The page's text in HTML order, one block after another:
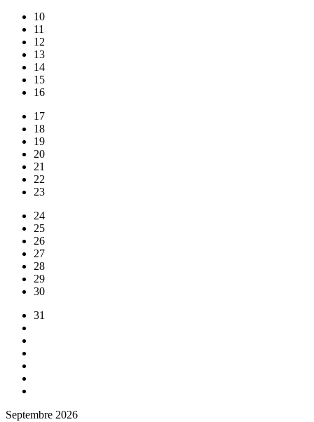
10
11
12
13
14
15
16
17
18
19
20
21
22
23
24
25
26
27
28
29
30
31
Septembre 2026